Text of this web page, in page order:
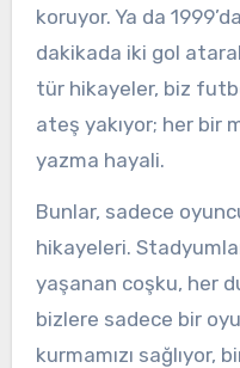
koruyor. Ya da
dakikada iki gol
tür hikayeler, biz
ateş yakıyor; her bir
yazma hayali.
Bunlar, sadece
hikayeleri.
yaşanan coşku, her
bizlere sadece bir
kurmamızı sağlıyor,